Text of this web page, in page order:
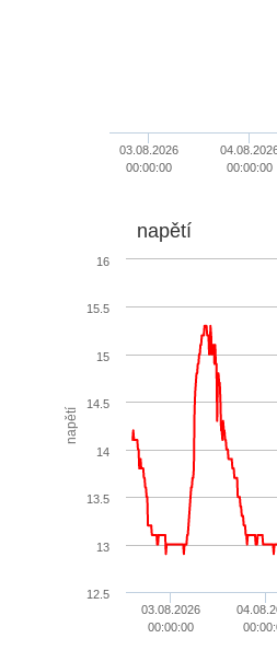
03.08.2026
00:00:00
00:00:00
napětí
napětí
03.08.2026
00:00:00
12.5
13
13.5
14
14.5
15
15.5
16